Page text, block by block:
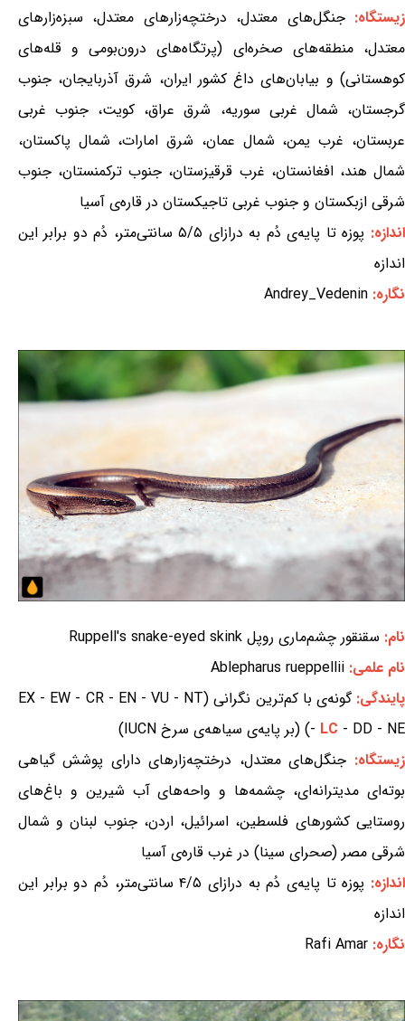
زیستگاه:جنگل‌های معتدل، درختچه‌زارهای معتدل، سبزه‌زارهای
معتدل، منطقه‌های صخره‌ای (پرتگاه‌های درون‌بومی و قله‌های
کوهستانی) و بیابان‌های داغ کشور ایران، شرق آذربایجان، جنوب
گرجستان، شمال غربی سوریه، شرق عراق، کویت، جنوب غربی
عربستان، غرب یمن، شمال عمان، شرق امارات، شمال پاکستان،
شمال هند، افغانستان، غرب قرقیزستان، جنوب ترکمنستان، جنوب
شرقی ازبکستان و جنوب غربی تاجیکستان در قاره‌ی آسیا
اندازه:
پوزه تا پایه‌ی دُم به درازای ۵/۵ سانتی‌متر، دُم دو برابر این
اندازه
نگاره: Andrey_Vedenin
نام: سقنقور چشم‌ماری روپل Ruppell's snake-eyed skink
نام علمی: Ablepharus rueppellii
پایندگی:
گونه‌ی با کم‌ترین نگرانی (EX - EW - CR - EN - VU - NT
- LC - DD - NE) (بر پایه‌ی سیاهه‌ی سرخ IUCN)
زیستگاه: جنگل‌های معتدل، درختچه‌زارهای دارای پوشش گیاهی
بوته‌ای مدیترانه‌ای، چشمه‌ها و واحه‌های آب شیرین و باغ‌های
روستایی کشورهای فلسطین، اسرائیل، اردن، جنوب لبنان و شمال
شرقی مصر (صحرای سینا) در غرب قاره‌ی آسیا
اندازه:
پوزه تا پایه‌ی دُم به درازای ۴/۵ سانتی‌متر، دُم دو برابر این
اندازه
نگاره: Rafi Amar